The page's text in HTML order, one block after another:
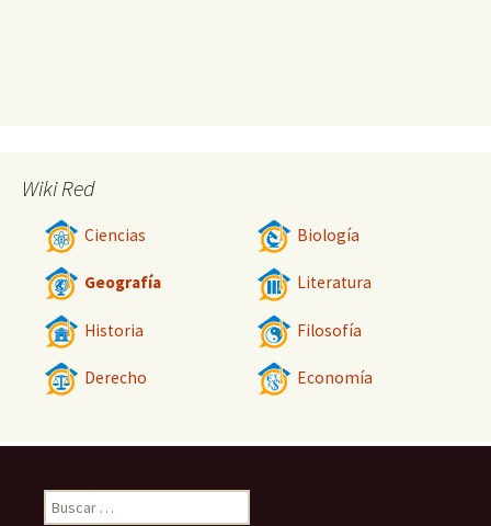
Wiki Red
Ciencias Biología
Geografía Literatura
Historia Filosofía
Derecho Economía
Buscar: